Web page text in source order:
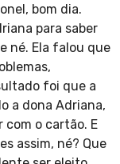
bom dia.
para saber
né. Ela falou que
foi que a
a dona Adriana,
o cartão. E
assim, né? Que